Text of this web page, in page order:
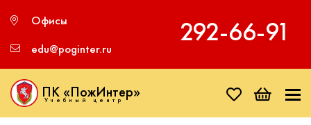
Офисы
edu@poginter.ru
292‑66‑91
ПК «ПожИнтер»
Учебный центр